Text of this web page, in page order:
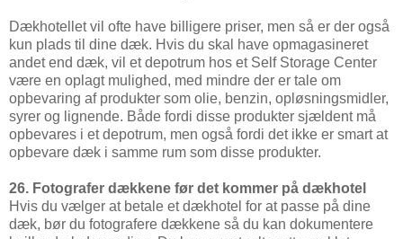
Dækhotellet vil ofte have billigere priser, men så er der også
kun plads til dine dæk. Hvis du skal have opmagasineret
andet end dæk, vil et depotrum hos et Self Storage Center
være en oplagt mulighed, med mindre der er tale om
opbevaring af produkter som olie, benzin, opløsningsmidler,
syrer og lignende. Både fordi disse produkter sjældent må
opbevares i et depotrum, men også fordi det ikke er smart at
opbevare dæk i samme rum som disse produkter.
26. Fotografer dækkene før det kommer på dækhotel
Hvis du vælger at betale et dækhotel for at passe på dine
dæk, bør du fotografere dækkene så du kan dokumentere